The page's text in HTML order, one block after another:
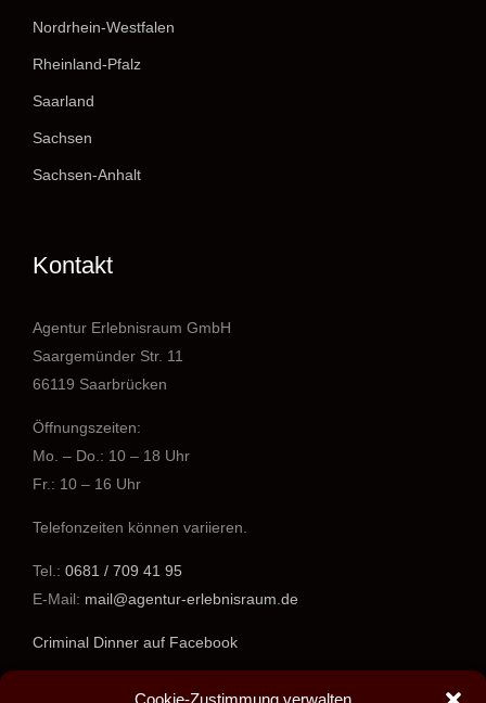
Cookie-Zustimmung verwalten
Nordrhein-Westfalen
Rheinland-Pfalz
Saarland
Sachsen
Sachsen-Anhalt
Kontakt
Agentur Erlebnisraum GmbH
Saargemünder Str. 11
66119 Saarbrücken
Öffnungszeiten:
Mo. – Do.: 10 – 18 Uhr
Fr.: 10 – 16 Uhr
Telefonzeiten können variieren.
Tel.: 0681 / 709 41 95
E-Mail: mail@agentur-erlebnisraum.de
Criminal Dinner auf Facebook